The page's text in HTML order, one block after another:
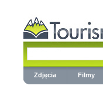
Zdjęcia Filmy